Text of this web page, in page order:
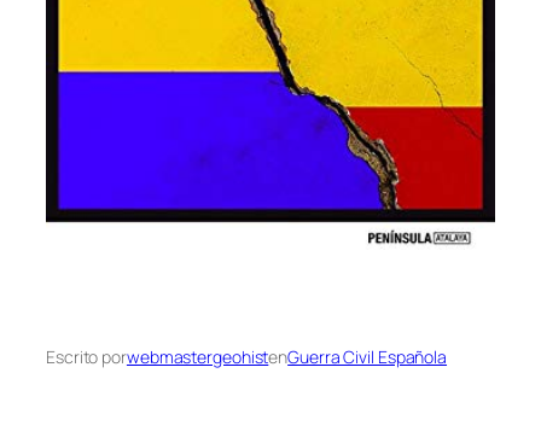
Escrito porwebmastergeohistenGuerra Civil Española